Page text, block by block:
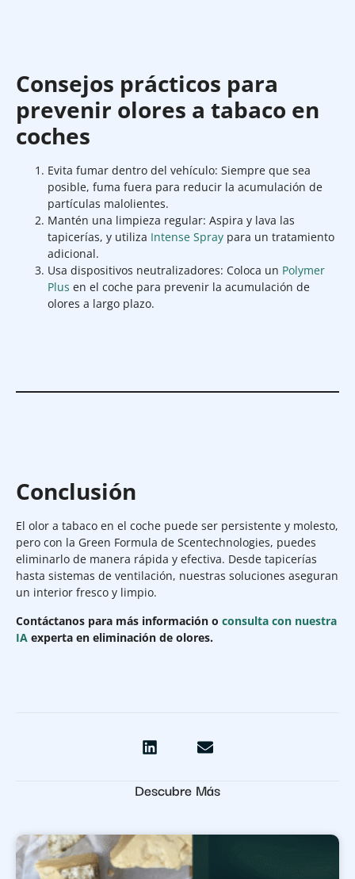
Consejos prácticos para
prevenir olores a tabaco en
coches
Evita fumar dentro del vehículo: Siempre que sea
posible, fuma fuera para reducir la acumulación de
partículas malolientes.
Mantén una limpieza regular: Aspira y lava las
tapicerías, y utiliza Intense Spray para un tratamiento
adicional.
Usa dispositivos neutralizadores: Coloca un Polymer
Plus en el coche para prevenir la acumulación de
olores a largo plazo.
Conclusión
El olor a tabaco en el coche puede ser persistente y molesto,
pero con la Green Formula de Scentechnologies, puedes
eliminarlo de manera rápida y efectiva. Desde tapicerías
hasta sistemas de ventilación, nuestras soluciones aseguran
un interior fresco y limpio.
Contáctanos para más información o consulta con nuestra
IA experta en eliminación de olores.
Descubre Más